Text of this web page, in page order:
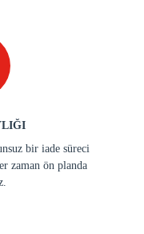
bir iade süreci
zaman ön planda